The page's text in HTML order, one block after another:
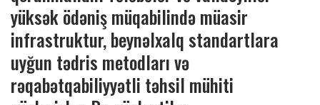
yüksək ödəniş müqabilində müasir
infrastruktur, beynəlxalq standartlara
uyğun tədris metodları və
rəqabətqabiliyyətli təhsil mühiti